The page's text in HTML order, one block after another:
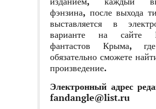
фэнзина, после выхода
выставляется в
варианте на сайте
фантастов Крыма,
обязательно сможете
произведение.
Электронный адрес
fandangle@list.ru